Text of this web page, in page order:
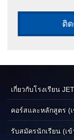
ติ
เกี่ยวกับโรงเรียน JET
คอร์สและหลักสูตร (
รับสมัครนักเรียน (เข้